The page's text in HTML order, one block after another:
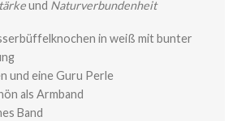
und Naturverbundenheit
in weiß mit bunter
und eine Guru Perle
als Armband
Band